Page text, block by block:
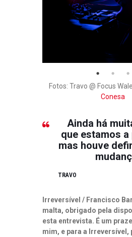
Fotos: Travo @ Focus
Conesa
Ainda há
que estamos
mas houve
TRAVO
Irreversível / Francisco
malta, obrigado pela
esta entrevista. É um
mim, e para a Irreversível,